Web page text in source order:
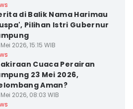
di Balik Nama Harimau
Pilihan Istri Gubernur
2026, 15:15 WIB
Cuaca Perairan
23 Mei 2026,
Aman?
2026, 08:03 WIB